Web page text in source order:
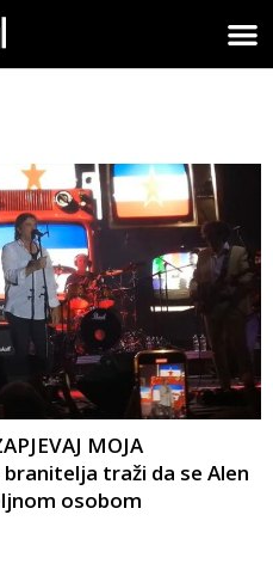
MOJA
branitelja traži da se Alen
osobom